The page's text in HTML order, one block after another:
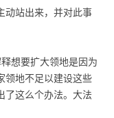
动站出来，并对此事
想要扩大领地是因为
领地不足以建设这些
了这么个办法。大法